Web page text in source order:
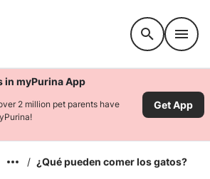
in myPurina App
2 million pet parents have
Get App
/ ¿Qué pueden comer los gatos?